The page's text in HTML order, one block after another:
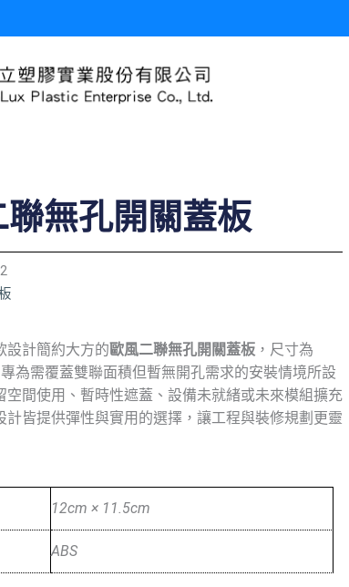
無孔開關蓋板
設計簡約大方的歐風二聯無孔開關蓋板 ，尺寸為
為需覆蓋雙聯面積但暫無開孔需求的安裝情境所設
空間使用、暫時性遮蓋、設備未就緒或未來模組擴充
計皆提供彈性與實用的選擇，讓工程與裝修規劃更靈
12cm × 11.5cm
ABS